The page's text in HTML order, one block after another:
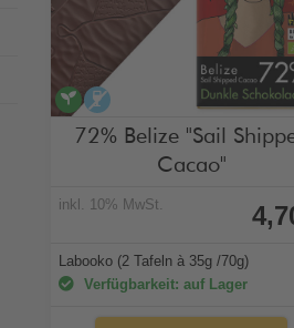
veganalkoholfrei
72% Belize "Sail
Cacao"
inkl. 10% MwSt.
Labooko (2 Tafeln à 35g /70g)
Verfügbarkeit: auf Lager